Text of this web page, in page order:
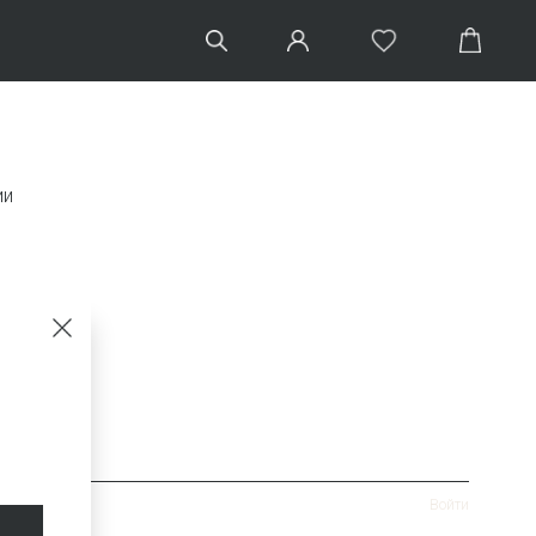
Войти